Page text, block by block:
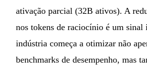
ativação parcial (32B ativos). A
nos tokens de raciocínio é um
indústria começa a otimizar não
benchmarks de desempenho, mas